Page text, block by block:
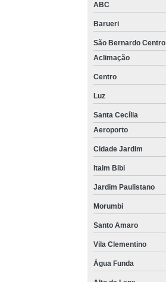
ABC
Barueri
São Bernardo Centro
Aclimação
Centro
Luz
Santa Cecília
Aeroporto
Cidade Jardim
Itaim Bibi
Jardim Paulistano
Morumbi
Santo Amaro
Vila Clementino
Água Funda